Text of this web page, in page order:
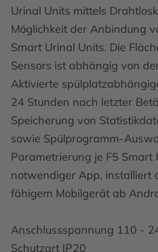
Urinal Units mittels
Möglichkeit der Anbindung
Smart Urinal Units. Die
Sensors ist abhängig von
Aktivierte
24 Stunden nach letzter
Speicherung von
sowie Spülprogramm-
Parametrierung je F5 Smart
notwendiger App, installiert
fähigem Mobilgerät ab
Anschlussspannung 110 -
Schutzart IP20